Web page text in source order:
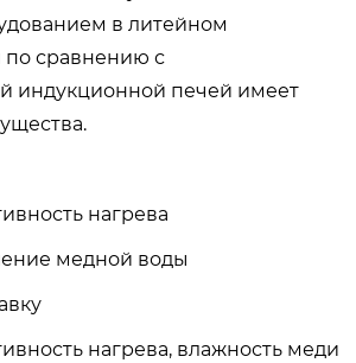
в литейном
по сравнению с
индукционной печей имеет
нагрева
медной воды
нагрева, влажность меди